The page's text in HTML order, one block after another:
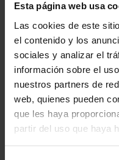
Esta página web usa
Las cookies de este
el contenido y los
sociales y analizar el
información sobre el
nuestros partners de
web, quienes pueden
que les haya
partir del uso que haya